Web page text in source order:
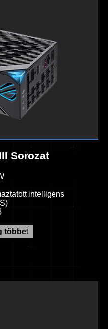
Sorozat
intelligens
többet